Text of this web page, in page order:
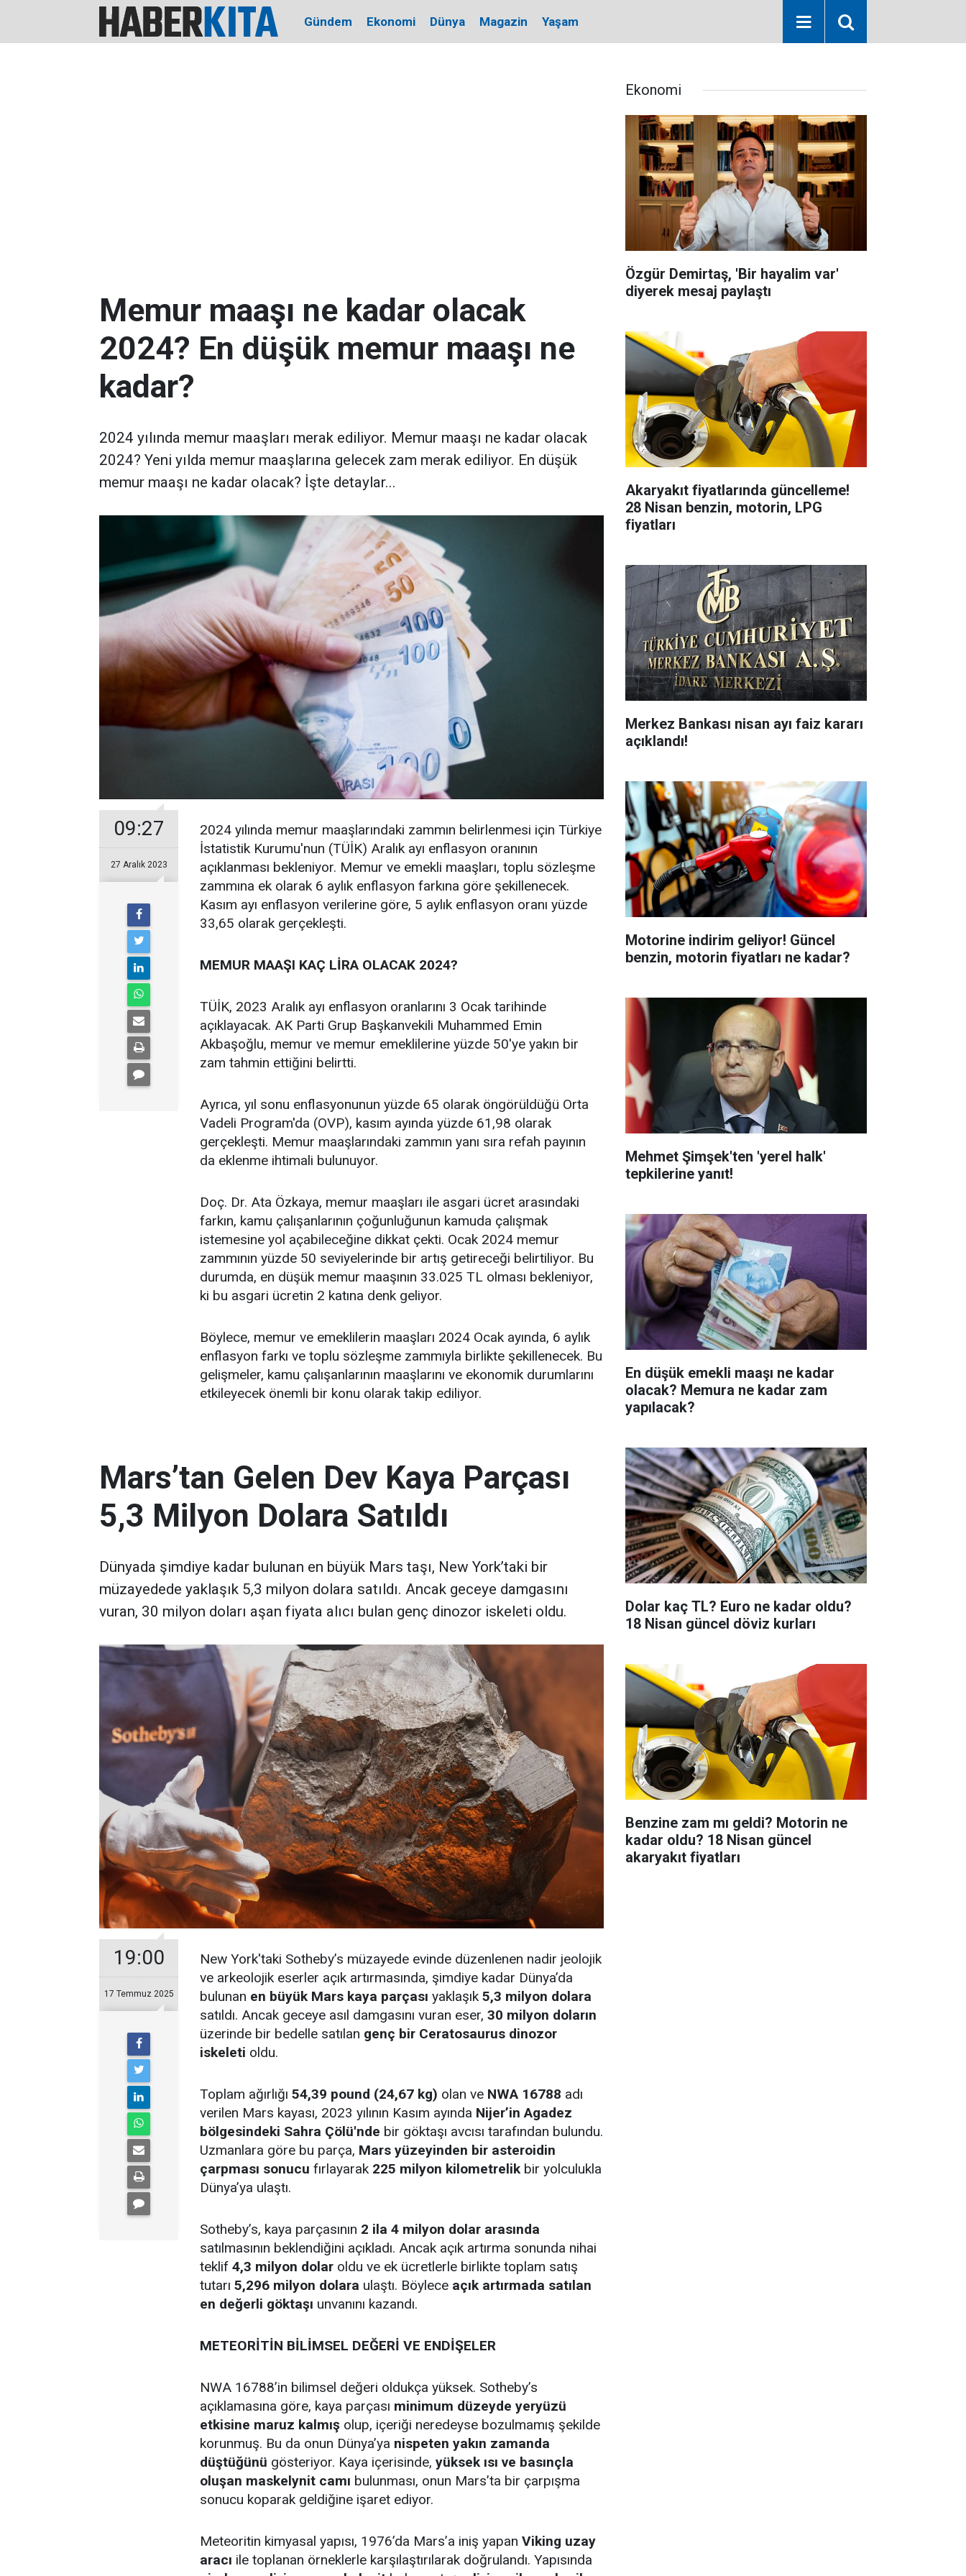
Gündem Ekonomi Dünya Magazin Yaşam
Memur maaşı ne kadar olacak
2024? En düşük memur maaşı ne
kadar?
2024 yılında memur maaşları merak ediliyor. Memur maaşı ne kadar olacak
2024? Yeni yılda memur maaşlarına gelecek zam merak ediliyor. En düşük
memur maaşı ne kadar olacak? İşte detaylar...
09:27
27 Aralık 2023
2024 yılında memur maaşlarındaki zammın belirlenmesi için Türkiye
İstatistik Kurumu'nun (TÜİK) Aralık ayı enflasyon oranının
açıklanması bekleniyor. Memur ve emekli maaşları, toplu sözleşme
zammına ek olarak 6 aylık enflasyon farkına göre şekillenecek.
Kasım ayı enflasyon verilerine göre, 5 aylık enflasyon oranı yüzde
33,65 olarak gerçekleşti.
MEMUR MAAŞI KAÇ LİRA OLACAK 2024?
TÜİK, 2023 Aralık ayı enflasyon oranlarını 3 Ocak tarihinde
açıklayacak. AK Parti Grup Başkanvekili Muhammed Emin
Akbaşoğlu, memur ve memur emeklilerine yüzde 50'ye yakın bir
zam tahmin ettiğini belirtti.
Ayrıca, yıl sonu enflasyonunun yüzde 65 olarak öngörüldüğü Orta
Vadeli Program'da (OVP), kasım ayında yüzde 61,98 olarak
gerçekleşti. Memur maaşlarındaki zammın yanı sıra refah payının
da eklenme ihtimali bulunuyor.
Doç. Dr. Ata Özkaya, memur maaşları ile asgari ücret arasındaki
farkın, kamu çalışanlarının çoğunluğunun kamuda çalışmak
istemesine yol açabileceğine dikkat çekti. Ocak 2024 memur
zammının yüzde 50 seviyelerinde bir artış getireceği belirtiliyor. Bu
durumda, en düşük memur maaşının 33.025 TL olması bekleniyor,
ki bu asgari ücretin 2 katına denk geliyor.
Böylece, memur ve emeklilerin maaşları 2024 Ocak ayında, 6 aylık
enflasyon farkı ve toplu sözleşme zammıyla birlikte şekillenecek. Bu
gelişmeler, kamu çalışanlarının maaşlarını ve ekonomik durumlarını
etkileyecek önemli bir konu olarak takip ediliyor.
Mars’tan Gelen Dev Kaya Parçası
5,3 Milyon Dolara Satıldı
Dünyada şimdiye kadar bulunan en büyük Mars taşı, New York’taki bir
müzayedede yaklaşık 5,3 milyon dolara satıldı. Ancak geceye damgasını
vuran, 30 milyon doları aşan fiyata alıcı bulan genç dinozor iskeleti oldu.
19:00
17 Temmuz 2025
New York'taki Sotheby’s müzayede evinde düzenlenen nadir jeolojik
ve arkeolojik eserler açık artırmasında, şimdiye kadar Dünya’da
bulunan en büyük Mars kaya parçası yaklaşık 5,3 milyon dolara
satıldı. Ancak geceye asıl damgasını vuran eser, 30 milyon doların
üzerinde bir bedelle satılan genç bir Ceratosaurus dinozor
iskeleti oldu.
Toplam ağırlığı 54,39 pound (24,67 kg) olan ve NWA 16788 adı
verilen Mars kayası, 2023 yılının Kasım ayında Nijer’in Agadez
bölgesindeki Sahra Çölü'nde bir göktaşı avcısı tarafından bulundu.
Uzmanlara göre bu parça, Mars yüzeyinden bir asteroidin
çarpması sonucu fırlayarak 225 milyon kilometrelikbir yolculukla
Dünya’ya ulaştı.
Sotheby’s, kaya parçasının 2 ila 4 milyon dolar arasında
satılmasının beklendiğini açıkladı. Ancak açık artırma sonunda nihai
teklif 4,3 milyon dolar oldu ve ek ücretlerle birlikte toplam satış
tutarı 5,296 milyon dolara ulaştı. Böylece açık artırmada satılan
en değerli göktaşı unvanını kazandı.
METEORİTİN BİLİMSEL DEĞERİ VE ENDİŞELER
NWA 16788’in bilimsel değeri oldukça yüksek. Sotheby’s
açıklamasına göre, kaya parçası minimum düzeyde yeryüzü
etkisine maruz kalmış olup, içeriği neredeyse bozulmamış şekilde
korunmuş. Bu da onun Dünya’ya nispeten yakın zamanda
düştüğünü gösteriyor. Kaya içerisinde, yüksek ısı ve basınçla
oluşan maskelynit camı bulunması, onun Mars’ta bir çarpışma
sonucu koparak geldiğine işaret ediyor.
Meteoritin kimyasal yapısı, 1976’da Mars’a iniş yapan Viking uzay
aracı ile toplanan örneklerle karşılaştırılarak doğrulandı. Yapısında
Ekonomi
Özgür Demirtaş, 'Bir hayalim var'
diyerek mesaj paylaştı
Akaryakıt fiyatlarında güncelleme!
28 Nisan benzin, motorin, LPG
fiyatları
Merkez Bankası nisan ayı faiz kararı
açıklandı!
Motorine indirim geliyor! Güncel
benzin, motorin fiyatları ne kadar?
Mehmet Şimşek'ten 'yerel halk'
tepkilerine yanıt!
En düşük emekli maaşı ne kadar
olacak? Memura ne kadar zam
yapılacak?
Dolar kaç TL? Euro ne kadar oldu?
18 Nisan güncel döviz kurları
Benzine zam mı geldi? Motorin ne
kadar oldu? 18 Nisan güncel
akaryakıt fiyatları